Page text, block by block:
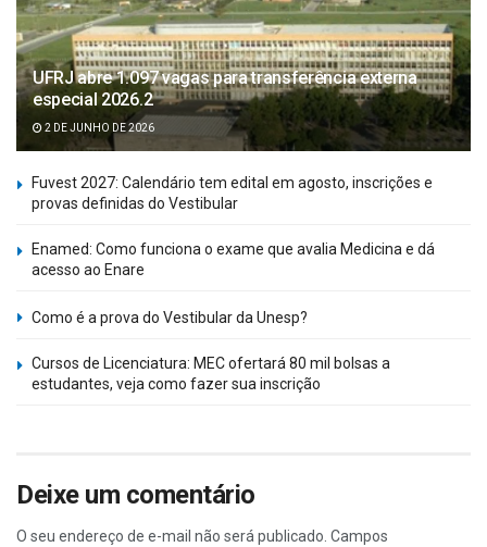
UFRJ abre 1.097 vagas para transferência externa
especial 2026.2
2 DE JUNHO DE 2026
Fuvest 2027: Calendário tem edital em agosto, inscrições e
provas definidas do Vestibular
Enamed: Como funciona o exame que avalia Medicina e dá
acesso ao Enare
Como é a prova do Vestibular da Unesp?
Cursos de Licenciatura: MEC ofertará 80 mil bolsas a
estudantes, veja como fazer sua inscrição
Deixe um comentário
O seu endereço de e-mail não será publicado. Campos